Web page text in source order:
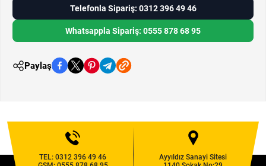
Telefonla Sipariş: 0312 396 49 46
Whatsappla Sipariş: 0555 878 68 95
Paylaş
TEL:0312 396 49 46
Ayyıldız Sanayi Sitesi